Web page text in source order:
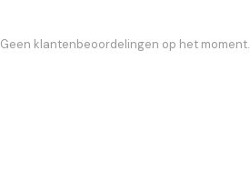
Geen klantenbeoordelingen op het moment.